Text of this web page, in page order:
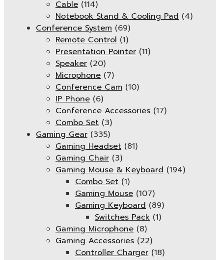
Cable (114)
Notebook Stand & Cooling Pad (4)
Conference System (69)
Remote Control (1)
Presentation Pointer (11)
Speaker (20)
Microphone (7)
Conference Cam (10)
IP Phone (6)
Conference Accessories (17)
Combo Set (3)
Gaming Gear (335)
Gaming Headset (81)
Gaming Chair (3)
Gaming Mouse & Keyboard (194)
Combo Set (1)
Gaming Mouse (107)
Gaming Keyboard (89)
Switches Pack (1)
Gaming Microphone (8)
Gaming Accessories (22)
Controller Charger (18)